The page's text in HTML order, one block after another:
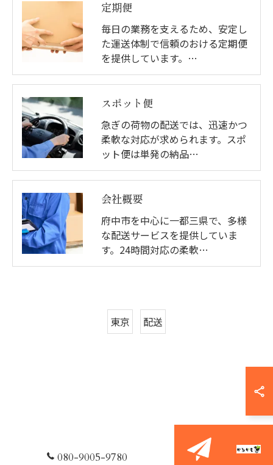
定期便
毎日の業務を支えるため、安定し
た運送体制で信頼のおける定期便
を提供しています。…
スポット便
急ぎの荷物の配送では、迅速かつ
柔軟な対応が求められます。スポ
ット便は単発の納品…
会社概要
府中市を中心に一都三県で、多様
な配送サービスを提供していま
す。24時間対応の柔軟…
東京 配送
080-9005-9780